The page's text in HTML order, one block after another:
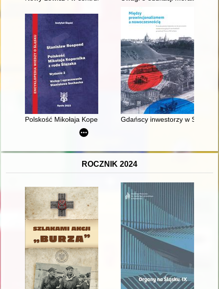
Polskość Mikołaja Kopernika z rodu Ślązaka
Gdańscy inwestorzy w
ROCZNIK 2024